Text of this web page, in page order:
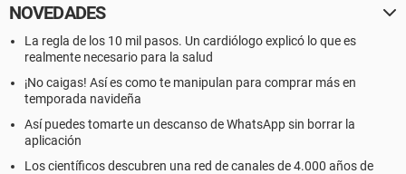
NOVEDADES
La regla de los 10 mil pasos. Un cardiólogo explicó lo que es
realmente necesario para la salud
¡No caigas! Así es como te manipulan para comprar más en
temporada navideña
Así puedes tomarte un descanso de WhatsApp sin borrar la
aplicación
Los científicos descubren una red de canales de 4.000 años de